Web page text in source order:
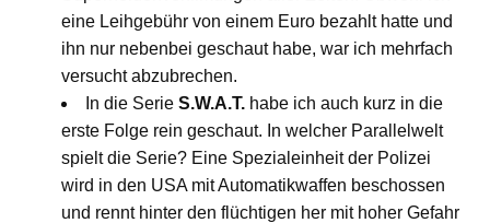
eine Leihgebühr von einem Euro bezahlt hatte und
ihn nur nebenbei geschaut habe, war ich mehrfach
versucht abzubrechen.
In die Serie S.W.A.T. habe ich auch kurz in die
erste Folge rein geschaut. In welcher Parallelwelt
spielt die Serie? Eine Spezialeinheit der Polizei
wird in den USA mit Automatikwaffen beschossen
und rennt hinter den flüchtigen her mit hoher Gefahr